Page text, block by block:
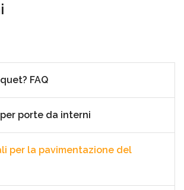
FAQ
porte da interni
per la pavimentazione del